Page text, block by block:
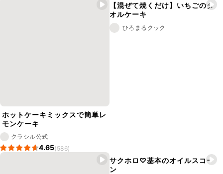
ホットケーキミックスで簡単レ
モンケーキ
クラシル公式
4.65(586)
【混ぜて焼くだけ】いちごのタ
オルケーキ
ひろまるクック
サクホロ♡基本のオイルスコー
ン